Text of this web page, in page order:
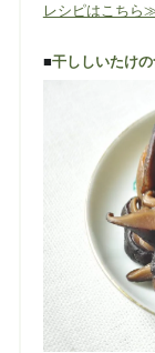
レシピはこちら
■干ししいたけ